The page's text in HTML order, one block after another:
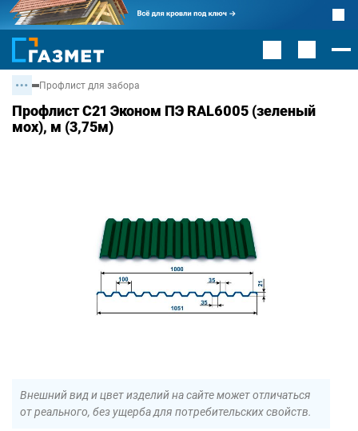
Профлист для забора
Профлист С21 Эконом ПЭ RAL6005 (зеленый
мох), м (3,75м)
Внешний вид и цвет изделий на сайте может отличаться
от реального, без ущерба для потребительских свойств.